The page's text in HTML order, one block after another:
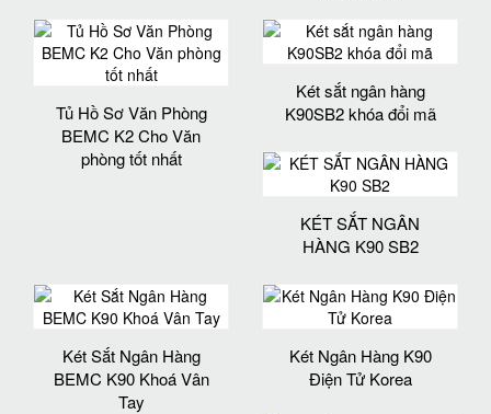
Tủ Hồ Sơ Văn Phòng
BEMC K2 Cho Văn
phòng tốt nhất
Két sắt ngân hàng
K90SB2 khóa đổi mã
KÉT SẮT NGÂN
HÀNG K90 SB2
Két Sắt Ngân Hàng
BEMC K90 Khoá Vân
Tay
Két Ngân Hàng K90
Điện Tử Korea